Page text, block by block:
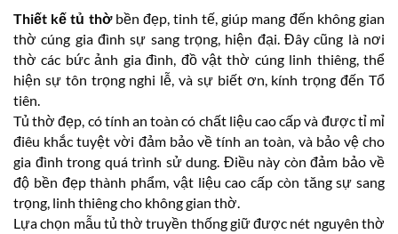
Thiết kế tủ thờbền đẹp, tinh tế, giúp mang đến không gian
thờ cúng gia đình sự sang trọng, hiện đại. Đây cũng là nơi
thờ các bức ảnh gia đình, đồ vật thờ cúng linh thiêng, thể
hiện sự tôn trọng nghi lễ, và sự biết ơn, kính trọng đến Tổ
tiên.
Tủ thờ đẹp, có tính an toàn có chất liệu cao cấp và được tỉ mỉ
điêu khắc tuyệt vời đảm bảo về tính an toàn, và bảo vệ cho
gia đình trong quá trình sử dung. Điều này còn đảm bảo về
độ bền đẹp thành phẩm, vật liệu cao cấp còn tăng sự sang
trọng, linh thiêng cho không gian thờ.
Lựa chọn mẫu tủ thờ truyền thống giữ được nét nguyên thờ